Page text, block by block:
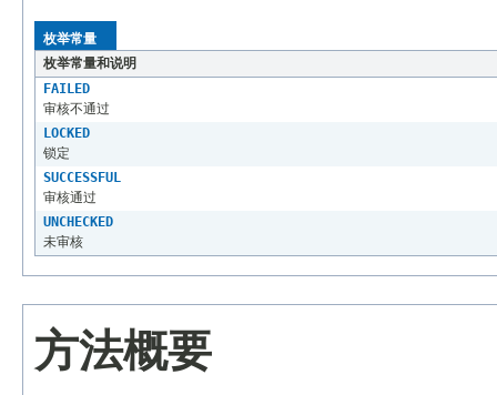
枚举常量
枚举常量和说明
FAILED
审核不通过
LOCKED
锁定
SUCCESSFUL
审核通过
UNCHECKED
未审核
方法概要